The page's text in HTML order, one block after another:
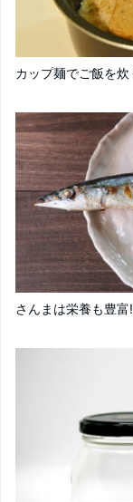
カップ麺でご飯を
さんまは栄養も豊